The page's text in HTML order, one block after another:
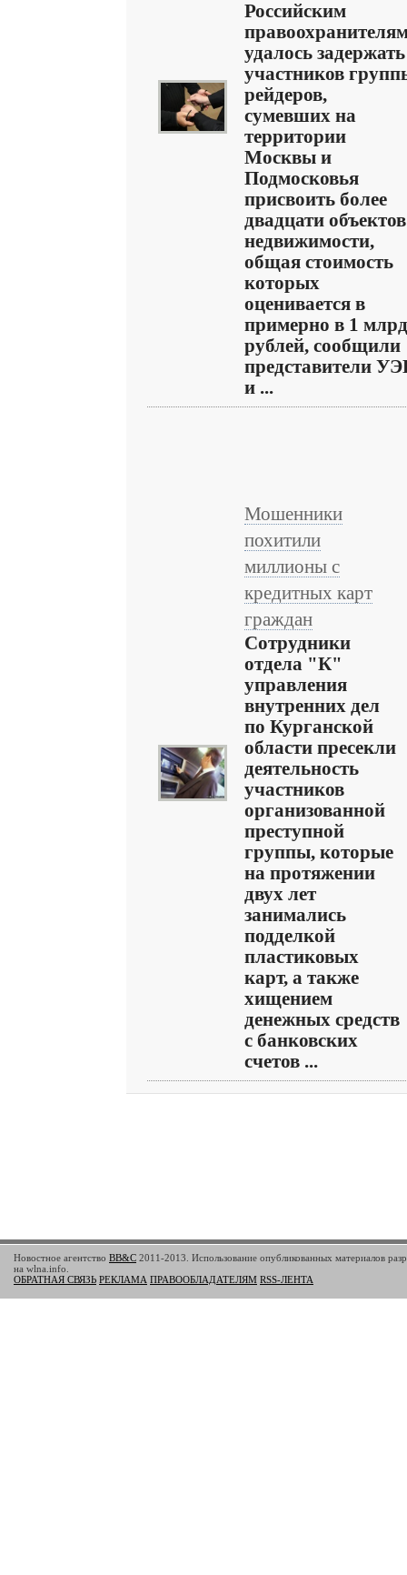
Российским
удалось задержать
участников
рейдеров,
сумевших на
территории
Москвы и
Подмосковья
присвоить более
двадцати объектов
недвижимости,
общая стоимость
которых
оценивается в
примерно в 1
рублей, сообщили
представители
и ...
Мошенники
похитили
миллионы с
кредитных карт
граждан
Сотрудники
отдела "К"
управления
внутренних дел
по Курганской
области пресекли
деятельность
участников
организованной
преступной
группы, которые
на протяжении
двух лет
занимались
подделкой
пластиковых
карт, а также
хищением
денежных средств
с банковских
счетов ...
Новостное агентство BB&C 2011-2013. Использование опубликованных материалов
на wlna.info.
ОБРАТНАЯ СВЯЗЬ РЕКЛАМА ПРАВООБЛАДАТЕЛЯМ RSS-ЛЕНТА